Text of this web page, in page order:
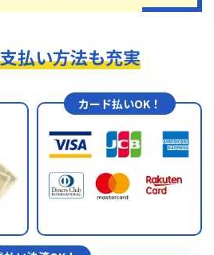
払い方法も充実
カード払いOK！